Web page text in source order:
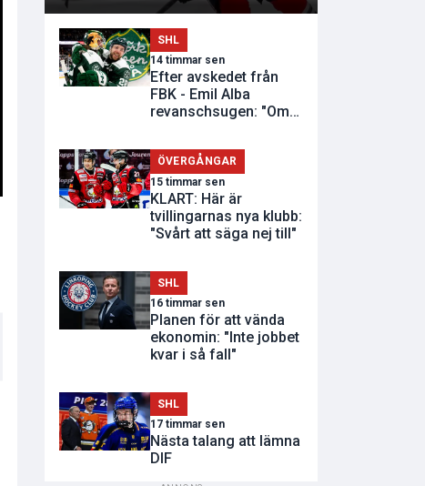
SHL
14 timmar sen
Efter avskedet från
FBK - Emil Alba
revanschsugen: "Om
ÖVERGÅNGAR
15 timmar sen
KLART: Här är
tvillingarnas nya klubb:
"Svårt att säga nej till"
SHL
16 timmar sen
Planen för att vända
ekonomin: "Inte jobbet
kvar i så fall"
SHL
17 timmar sen
Nästa talang att lämna
DIF